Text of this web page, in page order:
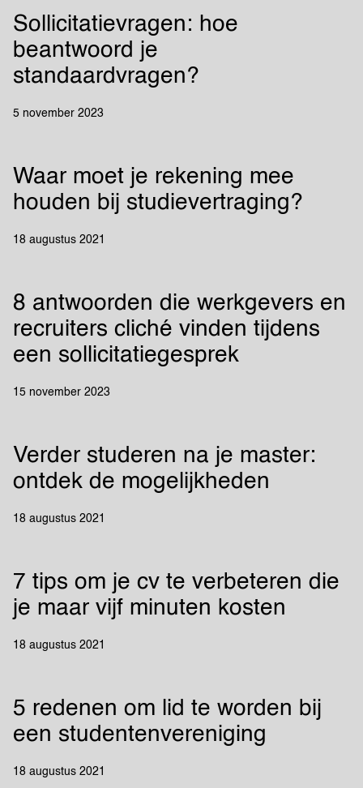
Sollicitatievragen: hoe
beantwoord je
standaardvragen?
5 november 2023
Waar moet je rekening mee
houden bij studievertraging?
18 augustus 2021
8 antwoorden die werkgevers en
recruiters cliché vinden tijdens
een sollicitatiegesprek
15 november 2023
Verder studeren na je master:
ontdek de mogelijkheden
18 augustus 2021
7 tips om je cv te verbeteren die
je maar vijf minuten kosten
18 augustus 2021
5 redenen om lid te worden bij
een studentenvereniging
18 augustus 2021